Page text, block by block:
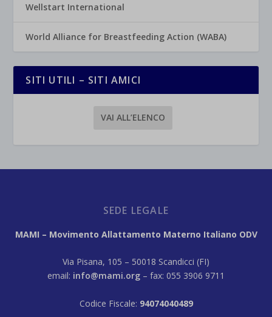
Wellstart International
World Alliance for Breastfeeding Action (WABA)
SITI UTILI – SITI AMICI
VAI ALL’ELENCO
SEDE LEGALE
MAMI – Movimento Allattamento Materno Italiano ODV
Via Pisana, 105 – 50018 Scandicci (FI)
email: info@mami.org – fax: 055 3906 9711
Codice Fiscale: 94074040489